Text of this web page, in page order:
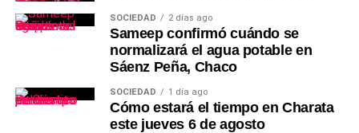
SOCIEDAD 2 días ago
Sameep confirmó cuándo se
normalizará el agua potable en
Sáenz Peña, Chaco
SOCIEDAD 1 día ago
Cómo estará el tiempo en Charata
este jueves 6 de agosto